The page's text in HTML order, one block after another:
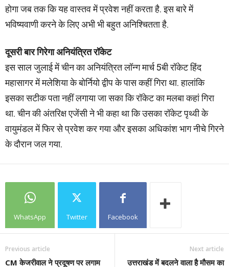
होगा जब तक कि यह वास्तव में प्रवेश नहीं करता है. इस बारे में
भविष्यवाणी करने के लिए अभी भी बहुत अनिश्चितता है.
दूसरी बार गिरेगा अनियंत्रित रॉकेट
इस साल जुलाई में चीन का अनियंत्रित लॉन्ग मार्च 5बी रॉकेट हिंद
महासागर में मलेशिया के बोर्नियो द्वीप के पास कहीं गिरा था. हालांकि
इसका सटीक पता नहीं लगाया जा सका कि रॉकेट का मलबा कहां गिरा
था. चीन की अंतरिक्ष एजेंसी ने भी कहा था कि उसका रॉकेट पृथ्वी के
वायुमंडल में फिर से प्रवेश कर गया और इसका अधिकांश भाग नीचे गिरने
के दौरान जल गया.
WhatsApp Twitter Facebook
Previous article
CM केजरीवाल ने प्रदूषण पर लगाम
Next article
उत्तराखंड में बदलने वाला है मौसम का